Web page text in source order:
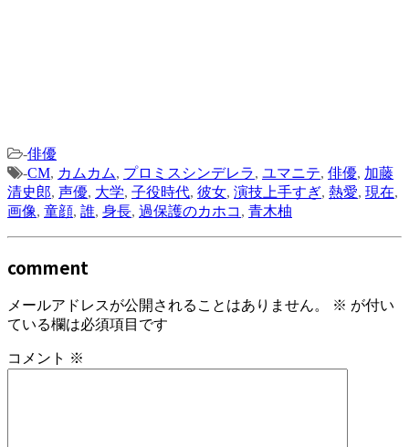
-俳優
-CM, カムカム, プロミスシンデレラ, ユマニテ, 俳優, 加藤
清史郎, 声優, 大学, 子役時代, 彼女, 演技上手すぎ, 熱愛, 現在,
画像, 童顔, 誰, 身長, 過保護のカホコ , 青木柚
comment
メールアドレスが公開されることはありません。 ※ が付い
ている欄は必須項目です
コメント ※